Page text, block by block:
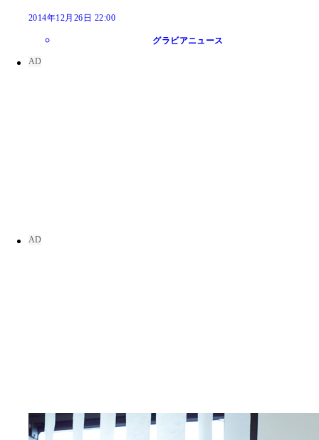
2014年12月26日 22:00
グラビアニュース